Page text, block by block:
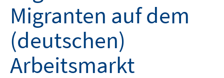
Migranten auf dem
(deutschen)
Arbeitsmarkt